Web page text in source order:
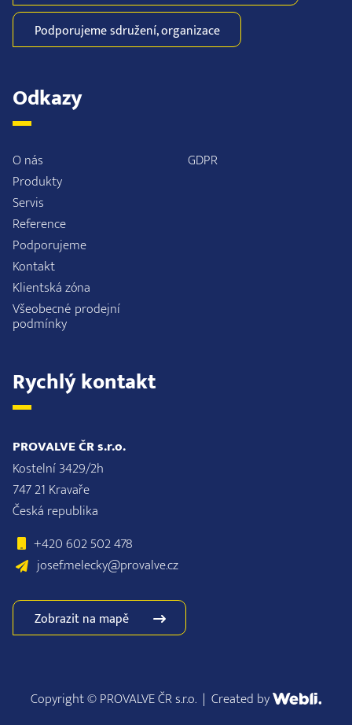
Podporujemesdružení,organizace
Odkazy
O nás
Produkty
Servis
Reference
Podporujeme
Kontakt
Klientská zóna
Všeobecné prodejní
podmínky
GDPR
Rychlý kontakt
PROVALVE ČR s.r.o.
Kostelní 3429/2h
747 21 Kravaře
Česká republika
+420 602 502 478
josef.melecky@provalve.cz
Zobrazit na mapě
Copyright © PROVALVE ČR s.r.o. | Created by